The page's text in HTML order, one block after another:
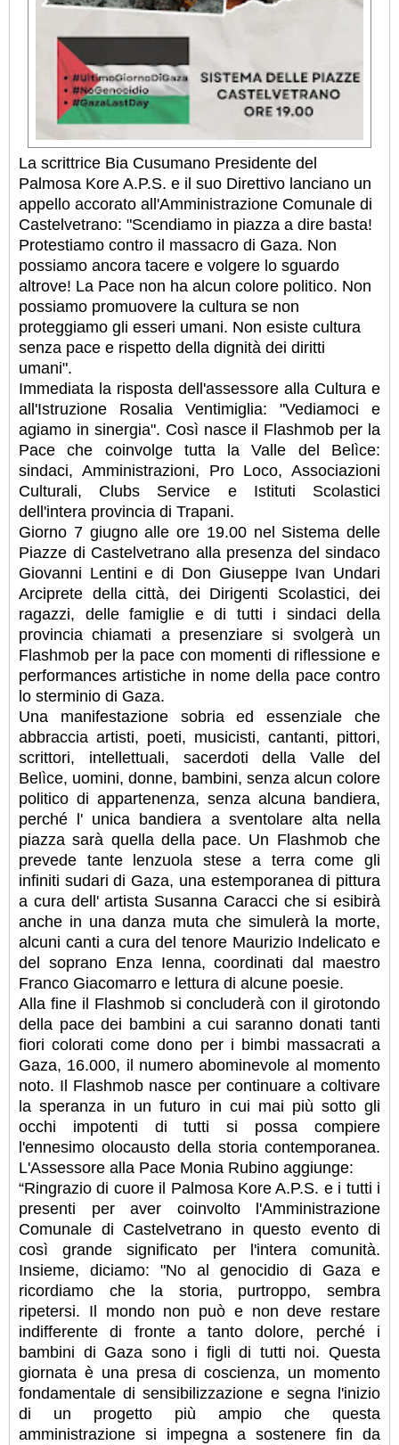
La scrittrice Bia Cusumano Presidente del
Palmosa Kore A.P.S. e il suo Direttivo lanciano un
appello accorato all'Amministrazione Comunale di
Castelvetrano: "Scendiamo in piazza a dire basta!
Protestiamo contro il massacro di Gaza. Non
possiamo ancora tacere e volgere lo sguardo
altrove! La Pace non ha alcun colore politico. Non
possiamo promuovere la cultura se non
proteggiamo gli esseri umani. Non esiste cultura
senza pace e rispetto della dignità dei diritti
umani".
Immediata la risposta dell'assessore alla Cultura e
all'Istruzione Rosalia Ventimiglia: "Vediamoci e
agiamo in sinergia". Così nasce il Flashmob per la
Pace che coinvolge tutta la Valle del Belìce:
sindaci, Amministrazioni, Pro Loco, Associazioni
Culturali, Clubs Service e Istituti Scolastici
dell'intera provincia di Trapani.
Giorno 7 giugno alle ore 19.00 nel Sistema delle
Piazze di Castelvetrano alla presenza del sindaco
Giovanni Lentini e di Don Giuseppe Ivan Undari
Arciprete della città, dei Dirigenti Scolastici, dei
ragazzi, delle famiglie e di tutti i sindaci della
provincia chiamati a presenziare si svolgerà un
Flashmob per la pace con momenti di riflessione e
performances artistiche in nome della pace contro
lo sterminio di Gaza.
Una manifestazione sobria ed essenziale che
abbraccia artisti, poeti, musicisti, cantanti, pittori,
scrittori, intellettuali, sacerdoti della Valle del
Belìce, uomini, donne, bambini, senza alcun colore
politico di appartenenza, senza alcuna bandiera,
perché l' unica bandiera a sventolare alta nella
piazza sarà quella della pace. Un Flashmob che
prevede tante lenzuola stese a terra come gli
infiniti sudari di Gaza, una estemporanea di pittura
a cura dell' artista Susanna Caracci che si esibirà
anche in una danza muta che simulerà la morte,
alcuni canti a cura del tenore Maurizio Indelicato e
del soprano Enza Ienna, coordinati dal maestro
Franco Giacomarro e lettura di alcune poesie.
Alla fine il Flashmob si concluderà con il girotondo
della pace dei bambini a cui saranno donati tanti
fiori colorati come dono per i bimbi massacrati a
Gaza, 16.000, il numero abominevole al momento
noto. Il Flashmob nasce per continuare a coltivare
la speranza in un futuro in cui mai più sotto gli
occhi impotenti di tutti si possa compiere
l'ennesimo olocausto della storia contemporanea.
L'Assessore alla Pace Monia Rubino aggiunge:
“Ringrazio di cuore il Palmosa Kore A.P.S. e i tutti i
presenti per aver coinvolto l'Amministrazione
Comunale di Castelvetrano in questo evento di
così grande significato per l'intera comunità.
Insieme, diciamo: "No al genocidio di Gaza e
ricordiamo che la storia, purtroppo, sembra
ripetersi. Il mondo non può e non deve restare
indifferente di fronte a tanto dolore, perché i
bambini di Gaza sono i figli di tutti noi. Questa
giornata è una presa di coscienza, un momento
fondamentale di sensibilizzazione e segna l'inizio
di un progetto più ampio che questa
amministrazione si impegna a sostenere fin da